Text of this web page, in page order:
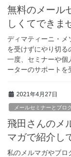
無料のメール
しくてできま
ディマティーニ・メ
を受けずにやり切る
一度、セミナーや個
ーターのサポート
2021年4月27日
メールセミナーとブロ
飛田さんのメ
マガで紹介し
私のメルマガやブロ